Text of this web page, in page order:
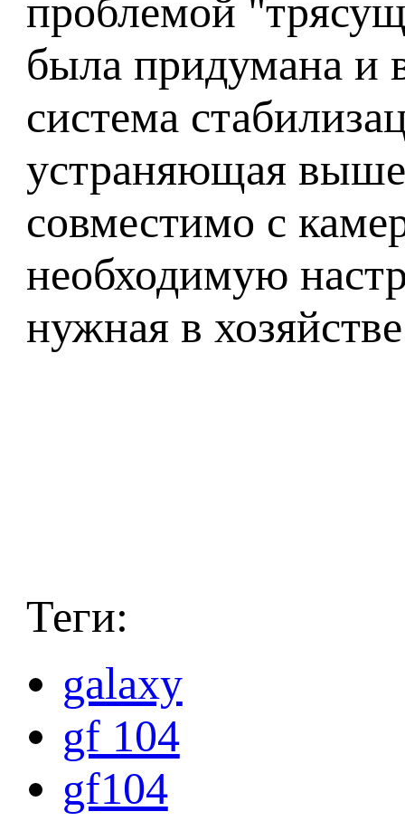
проблемой
была придумана и
система
устраняющая
совместимо с
необходимую
нужная в
Теги:
galaxy
gf 104
gf104